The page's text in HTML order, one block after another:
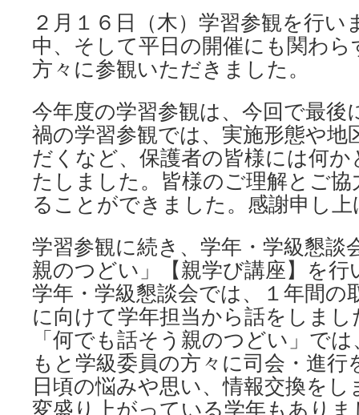
２月１６日（木）学習参観を行
中、そして平日の開催にも関わ
方々に参観いただきました。
今年度の学習参観は、今回で最
禍の学習参観では、実施形態や地
だくなど、保護者の皆様には何
たしました。皆様のご理解とご
ることができました。感謝申し
学習参観に続き、学年・学級懇談
親のつどい」【親学び講座】を行
学年・学級懇談会では、１年間の
に向けて学年担当から話をしまし
「何でも話そう親のつどい」で
もと学級委員の方々に司会・進
日頃の悩みや思い、情報交換を
変盛り上がっている学年もありま